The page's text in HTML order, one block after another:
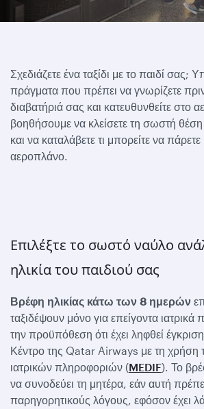
Σχεδιάζετε ένα ταξίδι με το παιδί σας;
πράγματα που πρέπει να γνωρίζετε
διαβατήριά σας και κατευθυνθείτε στο
βοηθήσουμε να κλείσετε τη σωστή θέση
και να καταλάβετε τι μπορείτε να
αεροπλάνο.
Επιλέξτε το σωστό ναύλο
ηλικία του παιδιού σας
Βρέφη ηλικίας κάτω των 8 ημερών
ταξιδέψουν μόνο για επείγοντα ιατρικά
την προϋπόθεση ότι έχει ληφθεί
Κέντρο της Qatar Airways με τη χρήση
ιατρικών πληροφοριών (MEDIF). Το
να συνοδεύει τη μητέρα, εάν αυτή
παρηγορητικούς λόγους, εφόσον έχει